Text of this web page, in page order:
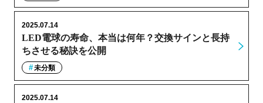
LED電球の寿命、本当は何年？交換サインと長持
ちさせる秘訣を公開
2025.07.14
未分類
2025.07.14